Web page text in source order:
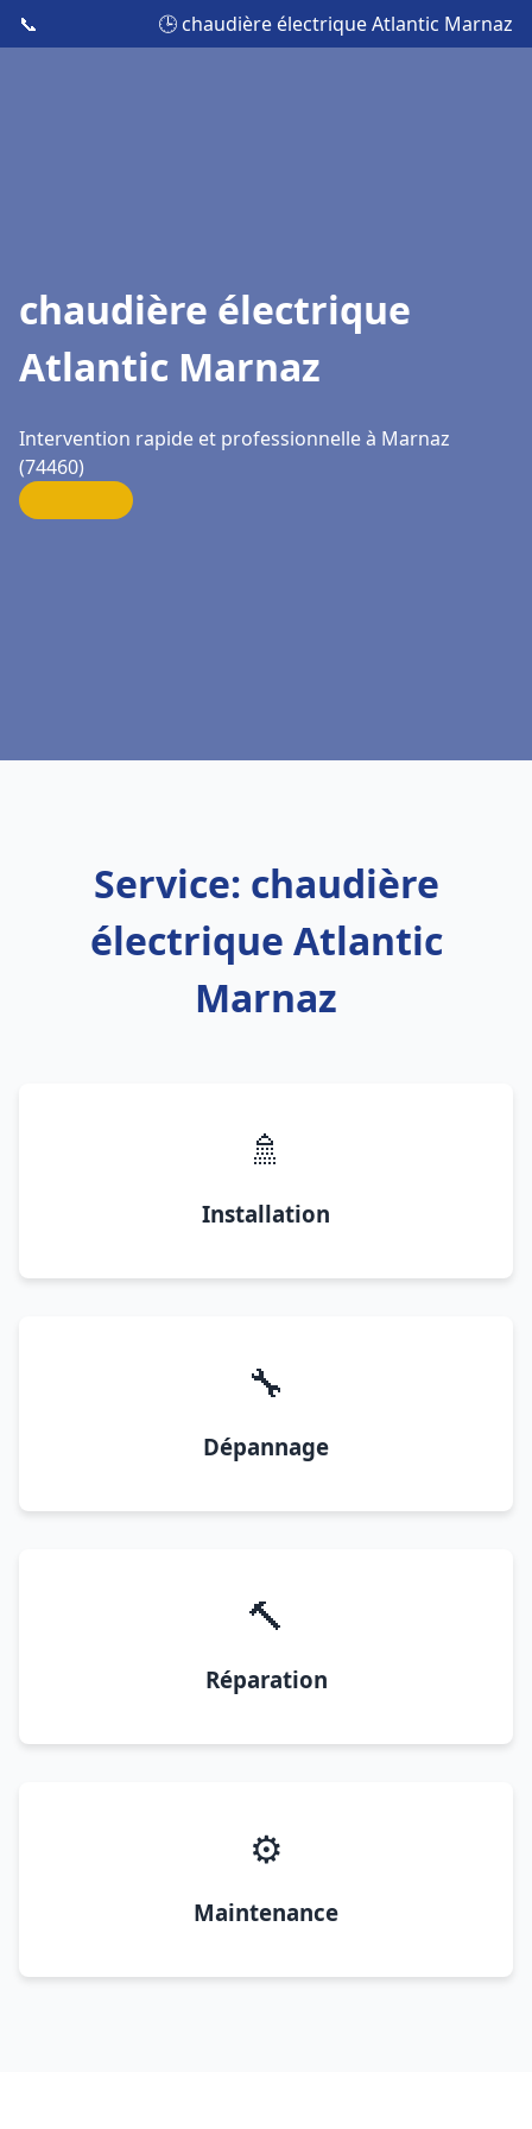
📞 🕒 chaudière électrique Atlantic Marnaz
chaudière électrique
Atlantic Marnaz
Intervention rapide et professionnelle à Marnaz
(74460)
Service: chaudière
électrique Atlantic
Marnaz
🚿
Installation
🔧
Dépannage
🔨
Réparation
⚙️
Maintenance